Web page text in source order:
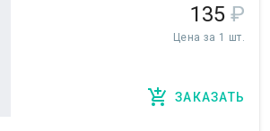
135 ₽
Цена за 1 шт.
ЗАКАЗАТЬ